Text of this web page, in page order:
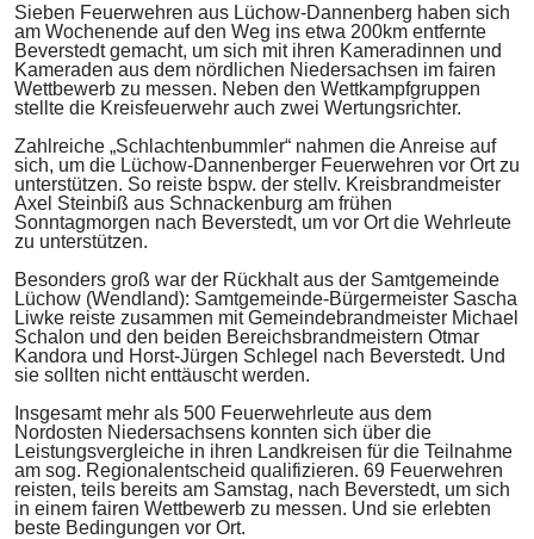
Sieben Feuerwehren aus Lüchow-Dannenberg haben sich
am Wochenende auf den Weg ins etwa 200km entfernte
Beverstedt gemacht, um sich mit ihren Kameradinnen und
Kameraden aus dem nördlichen Niedersachsen im fairen
Wettbewerb zu messen. Neben den Wettkampfgruppen
stellte die Kreisfeuerwehr auch zwei Wertungsrichter.
Zahlreiche „Schlachtenbummler“ nahmen die Anreise auf
sich, um die Lüchow-Dannenberger Feuerwehren vor Ort zu
unterstützen. So reiste bspw. der stellv. Kreisbrandmeister
Axel Steinbiß aus Schnackenburg am frühen
Sonntagmorgen nach Beverstedt, um vor Ort die Wehrleute
zu unterstützen.
Besonders groß war der Rückhalt aus der Samtgemeinde
Lüchow (Wendland): Samtgemeinde-Bürgermeister Sascha
Liwke reiste zusammen mit Gemeindebrandmeister Michael
Schalon und den beiden Bereichsbrandmeistern Otmar
Kandora und Horst-Jürgen Schlegel nach Beverstedt. Und
sie sollten nicht enttäuscht werden.
Insgesamt mehr als 500 Feuerwehrleute aus dem
Nordosten Niedersachsens konnten sich über die
Leistungsvergleiche in ihren Landkreisen für die Teilnahme
am sog. Regionalentscheid qualifizieren. 69 Feuerwehren
reisten, teils bereits am Samstag, nach Beverstedt, um sich
in einem fairen Wettbewerb zu messen. Und sie erlebten
beste Bedingungen vor Ort.